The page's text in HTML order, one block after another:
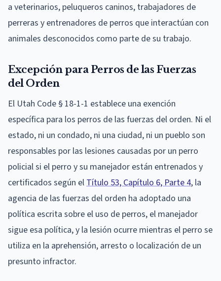
a veterinarios, peluqueros caninos, trabajadores de
perreras y entrenadores de perros que interactúan con
animales desconocidos como parte de su trabajo.
Excepción para Perros de las Fuerzas
del Orden
El Utah Code § 18-1-1 establece una exención
específica para los perros de las fuerzas del orden. Ni el
estado, ni un condado, ni una ciudad, ni un pueblo son
responsables por las lesiones causadas por un perro
policial si el perro y su manejador están entrenados y
certificados según el Título 53, Capítulo 6, Parte 4, la
agencia de las fuerzas del orden ha adoptado una
política escrita sobre el uso de perros, el manejador
sigue esa política, y la lesión ocurre mientras el perro se
utiliza en la aprehensión, arresto o localización de un
presunto infractor.